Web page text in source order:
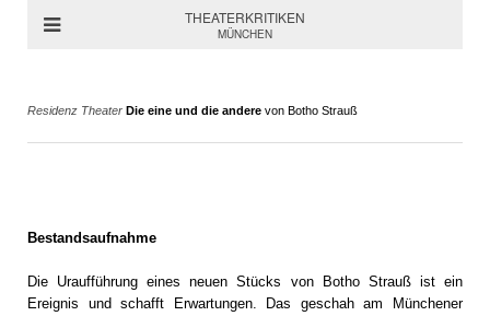
THEATERKRITIKEN
MÜNCHEN
Residenz Theater Die eine und die andere von Botho Strauß
Bestandsaufnahme
Die Uraufführung eines neuen Stücks von Botho Strauß ist ein
Ereignis und schafft Erwartungen. Das geschah am Münchener